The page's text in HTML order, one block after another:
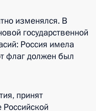
изменялся. В
государственной
Россия имела
флаг должен был
принят